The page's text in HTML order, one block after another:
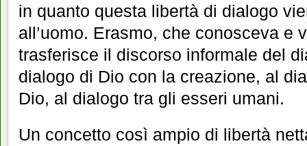
in quanto questa libertà di dialogo
all’uomo. Erasmo, che conosceva e
trasferisce il discorso informale del
dialogo di Dio con la creazione, al
Dio, al dialogo tra gli esseri umani.
Un concetto così ampio di libertà